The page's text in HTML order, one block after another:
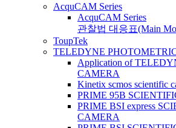
AcquCAM Series
AcquCAM Series
관찰법 대응표(Main
ToupTek
TELEDYNE
Application of
CAMERA
Kinetix scmos scientific
PRIME 95B
PRIME BSI express
CAMERA